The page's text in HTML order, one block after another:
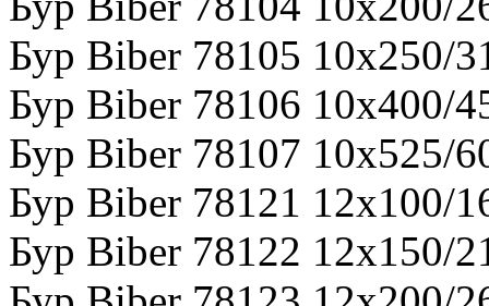
Бур Biber 78105 10х250/
Бур Biber 78106 10х400/
Бур Biber 78107 10х525/
Бур Biber 78121 12х100/
Бур Biber 78122 12х150/